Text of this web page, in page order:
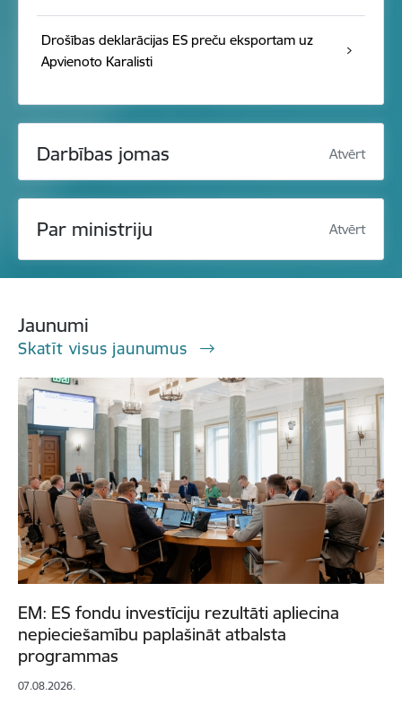
Drošības deklarācijas ES preču eksportam uz
Apvienoto Karalisti
Darbības jomas Atvērt
Par ministriju Atvērt
Jaunumi
Skatīt visus jaunumus
EM: ES fondu investīciju rezultāti apliecina
nepieciešamību paplašināt atbalsta
programmas
07.08.2026.